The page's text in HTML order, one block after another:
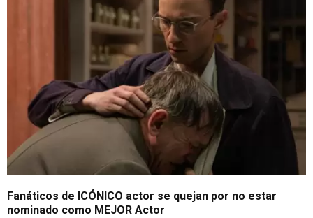
Fanáticos de ICÓNICO actor se quejan por no estar
nominado como MEJOR Actor